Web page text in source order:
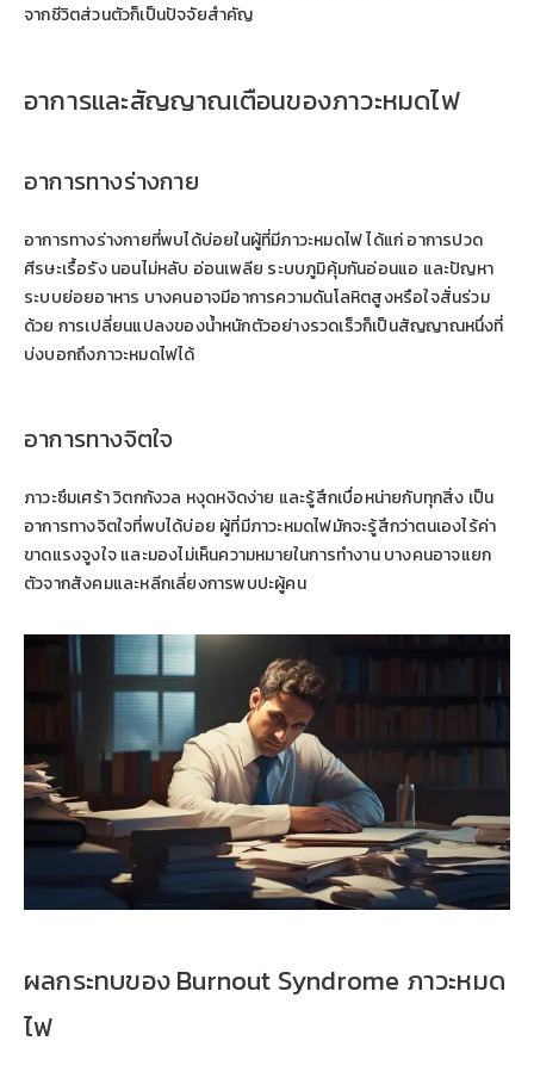
จากชีวิตส่วนตัวก็เป็นปัจจัยสำคัญ
อาการและสัญญาณเตือนของภาวะหมดไฟ
อาการทางร่างกาย
อาการทางร่างกายที่พบได้บ่อยในผู้ที่มีภาวะหมดไฟ ได้แก่ อาการปวด
ศีรษะเรื้อรัง นอนไม่หลับ อ่อนเพลีย ระบบภูมิคุ้มกันอ่อนแอ และปัญหา
ระบบย่อยอาหาร บางคนอาจมีอาการความดันโลหิตสูงหรือใจสั่นร่วม
ด้วย การเปลี่ยนแปลงของน้ำหนักตัวอย่างรวดเร็วก็เป็นสัญญาณหนึ่งที่
บ่งบอกถึงภาวะหมดไฟได้
อาการทางจิตใจ
ภาวะซึมเศร้า วิตกกังวล หงุดหงิดง่าย และรู้สึกเบื่อหน่ายกับทุกสิ่ง เป็น
อาการทางจิตใจที่พบได้บ่อย ผู้ที่มีภาวะหมดไฟมักจะรู้สึกว่าตนเองไร้ค่า
ขาดแรงจูงใจ และมองไม่เห็นความหมายในการทำงาน บางคนอาจแยก
ตัวจากสังคมและหลีกเลี่ยงการพบปะผู้คน
ผลกระทบของ Burnout Syndrome ภาวะหมด
ไฟ